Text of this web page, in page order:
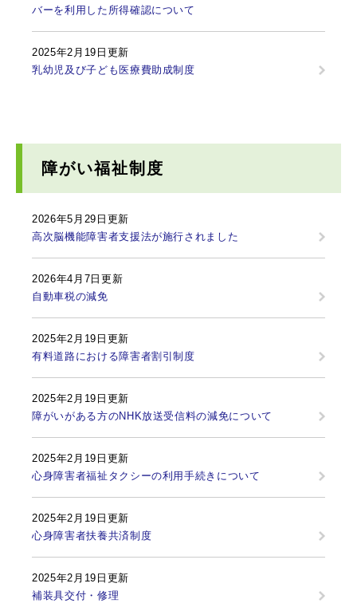
バーを利用した所得確認について
2025年2月19日更新
乳幼児及び子ども医療費助成制度
障がい福祉制度
2026年5月29日更新
高次脳機能障害者支援法が施行されました
2026年4月7日更新
自動車税の減免
2025年2月19日更新
有料道路における障害者割引制度
2025年2月19日更新
障がいがある方のNHK放送受信料の減免について
2025年2月19日更新
心身障害者福祉タクシーの利用手続きについて
2025年2月19日更新
心身障害者扶養共済制度
2025年2月19日更新
補装具交付・修理